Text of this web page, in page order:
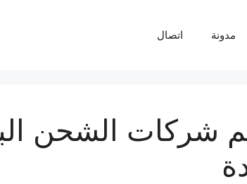
مدونة اتصال
شركات الشحن